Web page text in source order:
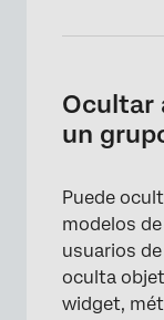
Ocultar
un
Puede
modelos
usuarios
oculta
widget,